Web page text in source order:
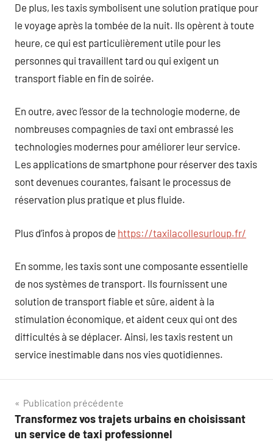
De plus, les taxis symbolisent une solution pratique pour
le voyage après la tombée de la nuit. Ils opèrent à toute
heure, ce qui est particulièrement utile pour les
personnes qui travaillent tard ou qui exigent un
transport fiable en fin de soirée.
En outre, avec l’essor de la technologie moderne, de
nombreuses compagnies de taxi ont embrassé les
technologies modernes pour améliorer leur service.
Les applications de smartphone pour réserver des taxis
sont devenues courantes, faisant le processus de
réservation plus pratique et plus fluide.
Plus d’infos à propos de https://taxilacollesurloup.fr/
En somme, les taxis sont une composante essentielle
de nos systèmes de transport. Ils fournissent une
solution de transport fiable et sûre, aident à la
stimulation économique, et aident ceux qui ont des
difficultés à se déplacer. Ainsi, les taxis restent un
service inestimable dans nos vies quotidiennes.
Navigation
de
Publication précédente
Transformez vos trajets urbains en choisissant
un service de taxi professionnel